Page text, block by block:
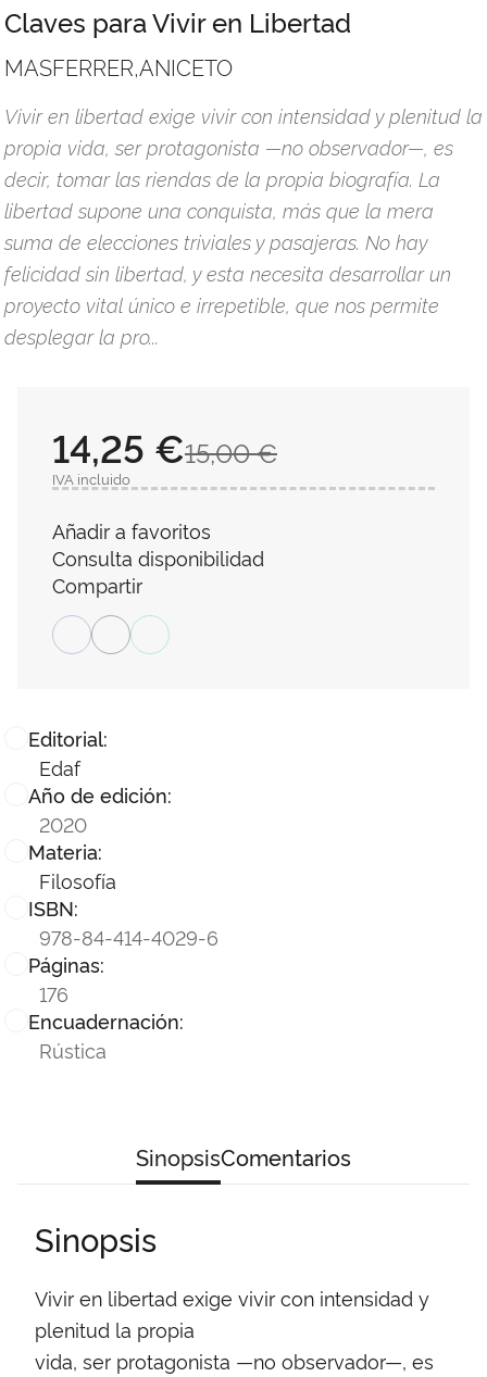
Claves para Vivir en Libertad
MASFERRER,ANICETO
Vivir en libertad exige vivir con intensidad y plenitud la
propia vida, ser protagonista —no observador—, es
decir, tomar las riendas de la propia biografía. La
libertad supone una conquista, más que la mera
suma de elecciones triviales y pasajeras. No hay
felicidad sin libertad, y esta necesita desarrollar un
proyecto vital único e irrepetible, que nos permite
desplegar la pro...
Editorial:
Edaf
Año de edición:
2020
Materia:
Filosofía
ISBN:
978-84-414-4029-6
Páginas:
176
Encuadernación:
Rústica
15,00 €
14,25 €
IVA incluido
Añadir a favoritos
Consulta disponibilidad
Compartir
SinopsisComentarios
Sinopsis
Vivir en libertad exige vivir con intensidad y
plenitud la propia
vida, ser protagonista —no observador—, es